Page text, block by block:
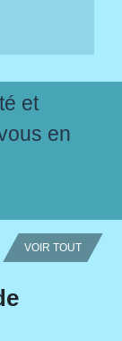
et
en
VOIR TOUT